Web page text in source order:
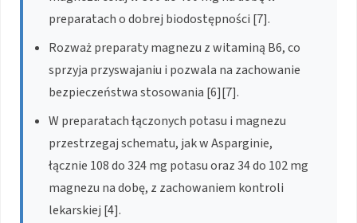
preparatach o dobrej biodostępności [7].
Rozważ preparaty magnezu z witaminą B6, co
sprzyja przyswajaniu i pozwala na zachowanie
bezpieczeństwa stosowania [6][7].
W preparatach łączonych potasu i magnezu
przestrzegaj schematu, jak w Asparginie,
łącznie 108 do 324 mg potasu oraz 34 do 102 mg
magnezu na dobę, z zachowaniem kontroli
lekarskiej [4].